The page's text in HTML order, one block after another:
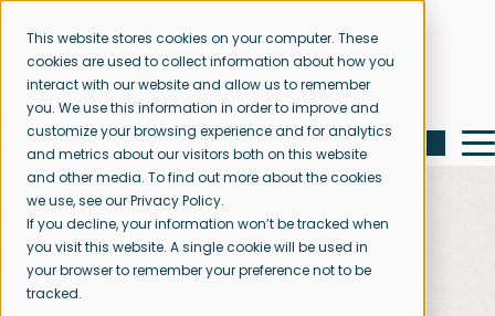
This website stores cookies on your computer. These
cookies are used to collect information about how you
interact with our website and allow us to remember
you. We use this information in order to improve and
customize your browsing experience and for analytics
and metrics about our visitors both on this website
and other media. To find out more about the cookies
we use, see our Privacy Policy.
If you decline, your information won’t be tracked when
you visit this website. A single cookie will be used in
your browser to remember your preference not to be
tracked.
Startpagina Neem contact op